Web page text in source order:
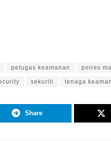
petugas keamanan polres
sekuriti tenaga
Share